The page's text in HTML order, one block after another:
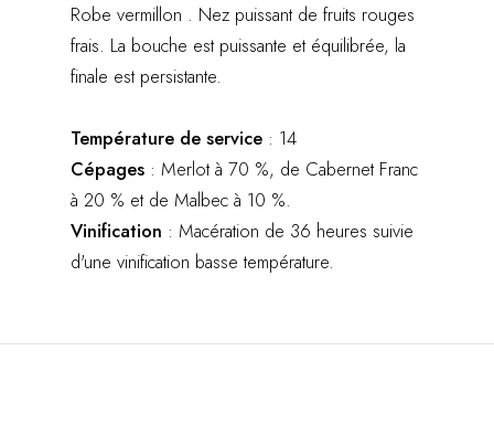
Robe vermillon . Nez puissant de fruits rouges
frais. La bouche est puissante et équilibrée, la
finale est persistante.
Température de service : 14
Cépages : Merlot à 70 %, de Cabernet Franc
à 20 % et de Malbec à 10 %.
Vinification : Macération de 36 heures suivie
d'une vinification basse température.